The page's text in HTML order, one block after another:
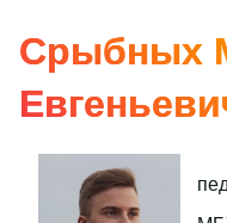
Срыбных